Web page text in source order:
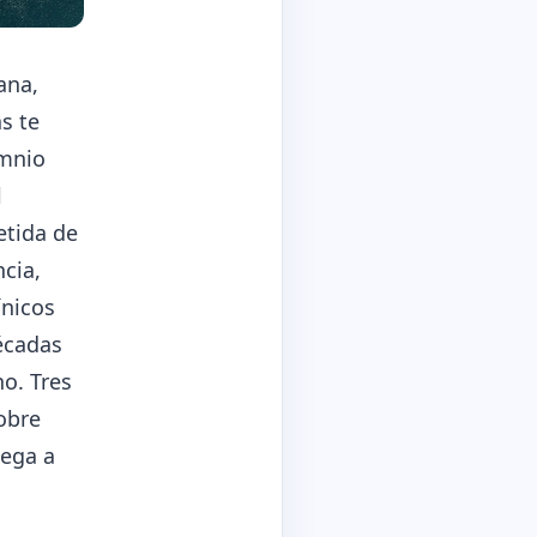
te
de
Tres
a